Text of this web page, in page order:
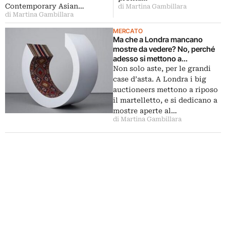
Contemporary Asian…
di Martina Gambillara
di Martina Gambillara
MERCATO
Ma che a Londra mancano
mostre da vedere? No, perché
adesso si mettono a
organizzarle pure le grandi case
d’asta. Dall’Azerbaijan ai
collezionisti under 30
Non solo aste, per le grandi
case d’asta. A Londra i big
auctioneers mettono a riposo
il martelletto, e si dedicano a
mostre aperte al…
di Martina Gambillara